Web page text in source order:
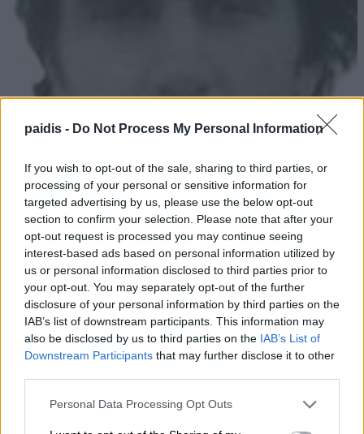
paidis - Do Not Process My Personal Information
If you wish to opt-out of the sale, sharing to third parties, or
processing of your personal or sensitive information for
targeted advertising by us, please use the below opt-out
section to confirm your selection. Please note that after your
opt-out request is processed you may continue seeing
interest-based ads based on personal information utilized by
us or personal information disclosed to third parties prior to
your opt-out. You may separately opt-out of the further
disclosure of your personal information by third parties on the
IAB’s list of downstream participants. This information may
also be disclosed by us to third parties on the IAB’s List of
Downstream Participants that may further disclose it to other
Personal Data Processing Opt Outs
Θλίψη για τον θάνατο του 61χρονου